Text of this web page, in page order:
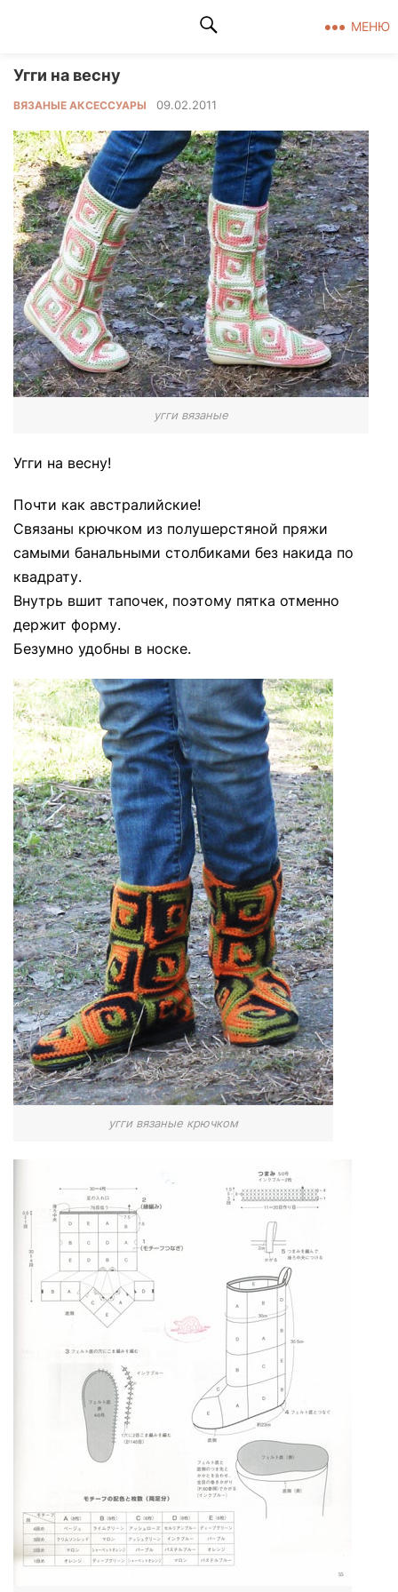
МЕНЮ
Угги на весну
ВЯЗАНЫЕ АКСЕССУАРЫ 09.02.2011
угги вязаные
Угги на весну!
Почти как австралийские!
Связаны крючком из полушерстяной пряжи
самыми банальными столбиками без накида по
квадрату.
Внутрь вшит тапочек, поэтому пятка отменно
держит форму.
Безумно удобны в носке.
угги вязаные крючком